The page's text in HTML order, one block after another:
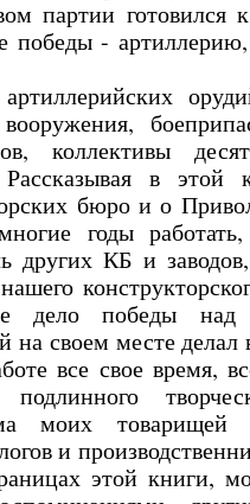
партии готовился
победы -
коллективы
Рассказывая в
бюро и о
годы
других КБ и
дело победы над
на своем месте делал
все свое время,
моих
и
этой книги,